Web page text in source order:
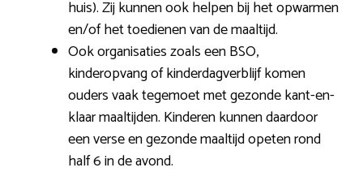
huis). Zij kunnen ook helpen bij het opwarmen
en/of het toedienen van de maaltijd.
Ook organisaties zoals een BSO,
kinderopvang of kinderdagverblijf komen
ouders vaak tegemoet met gezonde kant-en-
klaar maaltijden. Kinderen kunnen daardoor
een verse en gezonde maaltijd opeten rond
half 6 in de avond.